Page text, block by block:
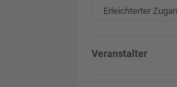
Erleichterter
Veranstalter